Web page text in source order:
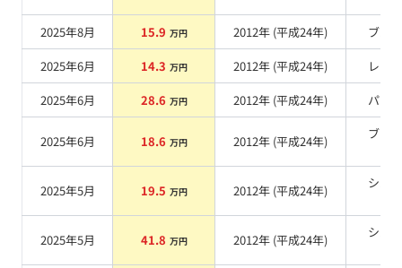
2025年8月
15.9 万円 2012年 (平成24年)
ブルー
2025年6月
14.3 万円 2012年 (平成24年)
レッド
2025年6月
28.6 万円 2012年 (平成24年) パール
2025年6月 18.6 万円 2012年 (平成24年)
ブラ
2025年5月 19.5 万円 2012年 (平成24年)
シル
2025年5月 41.8 万円 2012年 (平成24年)
シル